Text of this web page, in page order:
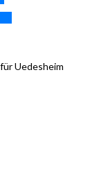
Uedesheim